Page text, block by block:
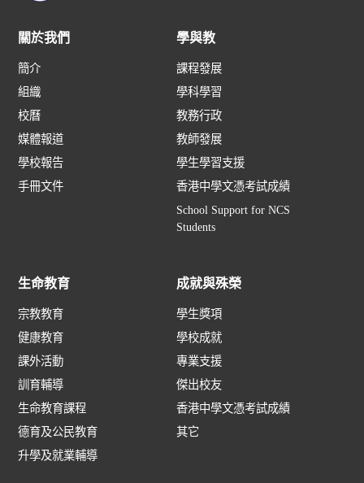
關於我們
簡介
組織
校曆
媒體報道
學校報告
手冊文件
學與教
課程發展
學科學習
教務行政
教師發展
學生學習支援
香港中學文憑考試成績
School Support for NCS
Students
生命教育
宗教教育
健康教育
課外活動
訓育輔導
生命教育課程
德育及公民教育
升學及就業輔導
成就與殊榮
學生獎項
學校成就
專業支援
傑出校友
香港中學文憑考試成績
其它